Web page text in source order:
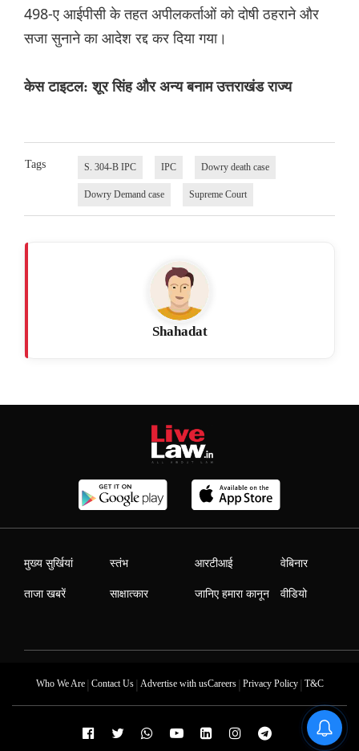
498-ए आईपीसी के तहत अपीलकर्ताओं को दोषी ठहराने और
सजा सुनाने का आदेश रद्द कर दिया गया।
केस टाइटल: शूर सिंह और अन्य बनाम उत्तराखंड राज्य
Tags S. 304-B IPC IPC Dowry death case
Dowry Demand case Supreme Court
Shahadat
मुख्य सुर्खियां
ताजा खबरें
स्तंभ
साक्षात्कार
आरटीआई
जानिए हमारा कानून
वेबिनार
वीडियो
Who We Are| Contact Us| Advertise with usCareers| Privacy Policy| T&C